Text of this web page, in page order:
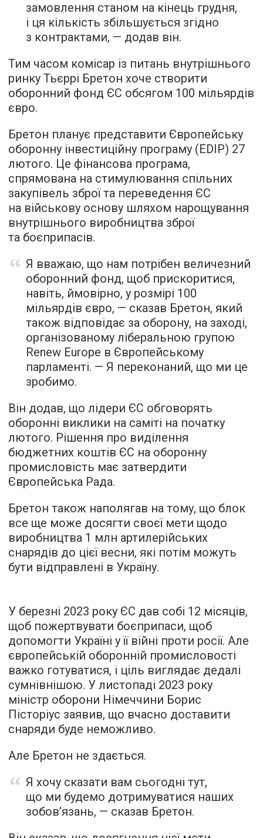
замовлення станом на кінець грудня,
і ця кількість збільшується згідно
з контрактами, — додав він.
Тим часом комісар із питань внутрішнього
ринку Тьєррі Бретон хоче створити
оборонний фонд ЄС обсягом 100 мільярдів
євро.
Бретон планує представити Європейську
оборонну інвестиційну програму (EDIP) 27
лютого. Це фінансова програма,
спрямована на стимулювання спільних
закупівель зброї та переведення ЄС
на військову основу шляхом нарощування
внутрішнього виробництва зброї
та боєприпасів.
Я вважаю, що нам потрібен величезний
оборонний фонд, щоб прискоритися,
навіть, ймовірно, у розмірі 100
мільярдів євро, — сказав Бретон, який
також відповідає за оборону, на заході,
організованому ліберальною групою
Renew Europe в Європейському
парламенті. — Я переконаний, що ми це
зробимо.
Він додав, що лідери ЄС обговорять
оборонні виклики на саміті на початку
лютого. Рішення про виділення
бюджетних коштів ЄС на оборонну
промисловість має затвердити
Європейська Рада.
Бретон також наполягав на тому, що блок
все ще може досягти своєї мети щодо
виробництва 1 млн артилерійських
снарядів до цієї весни, які потім можуть
бути відправлені в Україну.
У березні 2023 року ЄС дав собі 12 місяців,
щоб пожертвувати боєприпаси, щоб
допомогти Україні у її війні проти росії. Але
європейській оборонній промисловості
важко готуватися, і ціль виглядає дедалі
сумнівнішою. У листопаді 2023 року
міністр оборони Німеччини Борис
Пісторіус заявив, що вчасно доставити
снаряди буде неможливо.
Але Бретон не здається.
Я хочу сказати вам сьогодні тут,
що ми будемо дотримуватися наших
зобов’язань, — сказав Бретон.